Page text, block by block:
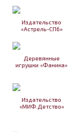
Издательство
«Астрель-СПб»
Деревянные
игрушки «Фаника»
Издательство
«МИФ.Детство»